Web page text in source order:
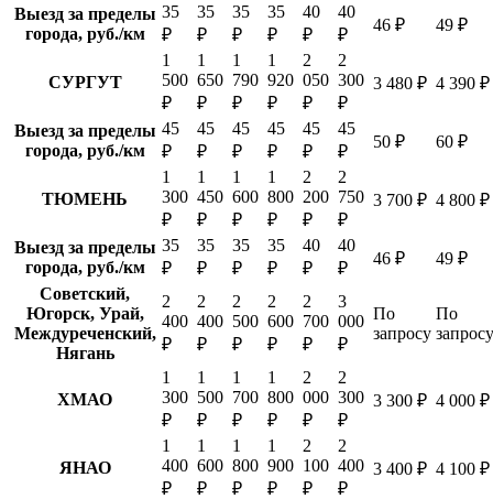
Выезд за пределы
города, руб./км
35
₽
35
₽
35
₽
35
₽
40
₽
40
₽
46 ₽ 49 ₽
СУРГУТ
1
500
₽
1
650
₽
1
790
₽
1
920
₽
2
050
₽
2
300
₽
3 480 ₽ 4 390 ₽
Выезд за пределы
города, руб./км
45
₽
45
₽
45
₽
45
₽
45
₽
45
₽
50 ₽ 60 ₽
ТЮМЕНЬ
1
300
₽
1
450
₽
1
600
₽
1
800
₽
2
200
₽
2
750
₽
3 700 ₽ 4 800 ₽
Выезд за пределы
города, руб./км
35
₽
35
₽
35
₽
35
₽
40
₽
40
₽
46 ₽
49 ₽
Советский,
Югорск, Урай,
Междуреченский,
Нягань
2
400
₽
2
400
₽
2
500
₽
2
600
₽
2
700
₽
3
000
₽
По
запросу
По
запросу
ХМАО
1
300
₽
1
500
₽
1
700
₽
1
800
₽
2
000
₽
2
300
₽
3 300 ₽ 4 000 ₽
ЯНАО
1
400
₽
1
600
₽
1
800
₽
1
900
₽
2
100
₽
2
400
₽
3 400 ₽ 4 100 ₽